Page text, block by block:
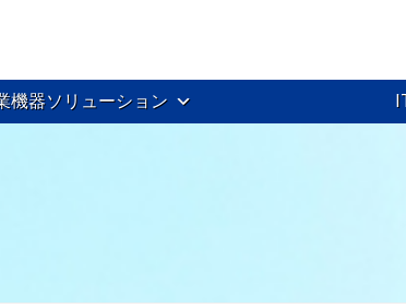
機器ソリューション